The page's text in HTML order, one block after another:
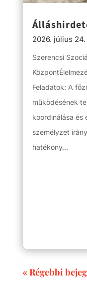
2026. július 24.
Szerencsi
Feladatok: A
működésének
koordinálása és
személyzet
hatékony...
« Régebbi